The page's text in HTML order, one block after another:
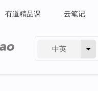
有道精品课 云笔记
中英